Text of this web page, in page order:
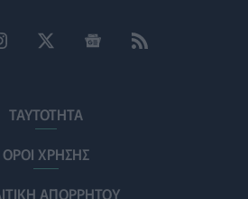
εφημερίες της Αττικής
φορές μεγαλύτερος ο κίνδυνος
κάκωσης
επενδύει 250 εκατ. δολάρια
ΤΑΥΤΟΤΗΤΑ
ΟΡΟΙ ΧΡΗΣΗΣ
ΑΠΟΡΡΗΤΟΥ